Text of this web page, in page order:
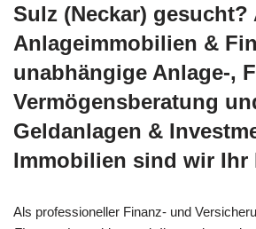
Sulz (Neckar)
Anlageimmobilien &
unabhängige Anlage-,
Vermögensberatung
Geldanlagen &
Immobilien sind wir Ihr
Als professioneller Finanz- und